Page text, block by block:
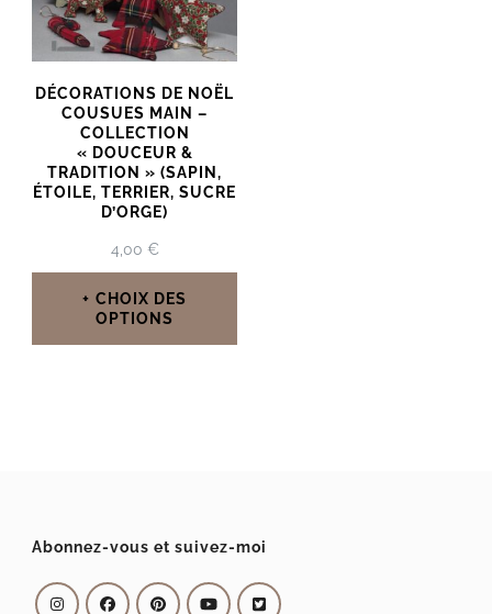
DÉCORATIONS DE NOËL
COUSUES MAIN –
COLLECTION
« DOUCEUR &
TRADITION » (SAPIN,
ÉTOILE, TERRIER, SUCRE
D’ORGE)
4,00 €
CHOIX DES
OPTIONS
Les
options
Abonnez-vous et suivez-moi